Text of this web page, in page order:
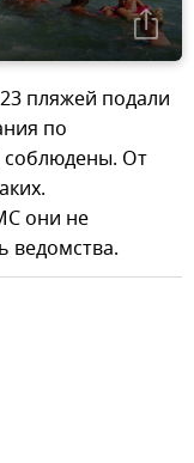
пляжей подали
по
соблюдены. От
они не
ведомства.